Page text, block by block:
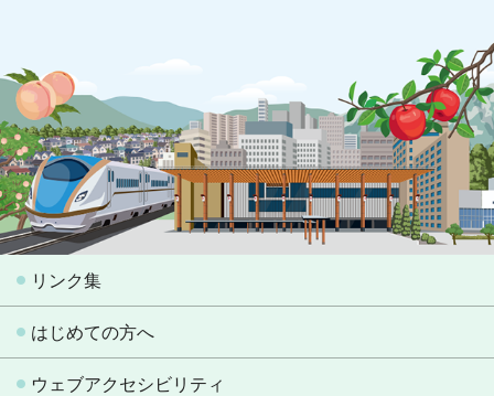
リンク集
はじめての方へ
ウェブアクセシビリティ